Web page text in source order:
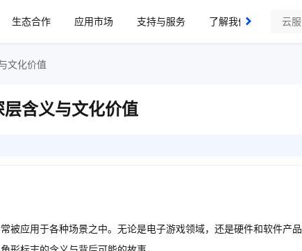
生态合作 应用市场 支持与服务 了解我们
文化价值
含义与文化价值
被应用于各种场景之中。无论是电子游戏领域，还是硬件和软件产